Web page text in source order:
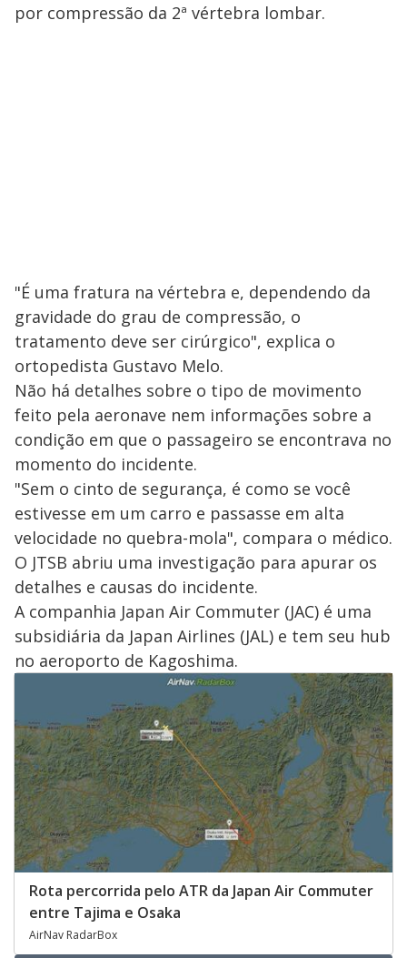
por compressão da 2ª vértebra lombar.
"É uma fratura na vértebra e, dependendo da
gravidade do grau de compressão, o
tratamento deve ser cirúrgico", explica o
ortopedista Gustavo Melo.
Não há detalhes sobre o tipo de movimento
feito pela aeronave nem informações sobre a
condição em que o passageiro se encontrava no
momento do incidente.
"Sem o cinto de segurança, é como se você
estivesse em um carro e passasse em alta
velocidade no quebra-mola", compara o médico.
O JTSB abriu uma investigação para apurar os
detalhes e causas do incidente.
A companhia Japan Air Commuter (JAC) é uma
subsidiária da Japan Airlines (JAL) e tem seu hub
no aeroporto de Kagoshima.
Rota percorrida pelo ATR da Japan Air Commuter
entre Tajima e Osaka
AirNav RadarBox